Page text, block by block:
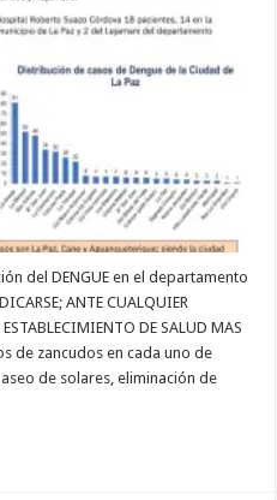
del DENGUE en el departamento
ANTE CUALQUIER
DE SALUD MAS
de zancudos en cada uno de
de solares, eliminación de